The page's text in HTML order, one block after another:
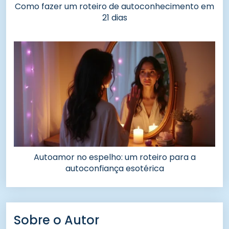
Como fazer um roteiro de autoconhecimento em
21 dias
Autoamor no espelho: um roteiro para a
autoconfiança esotérica
Sobre o Autor